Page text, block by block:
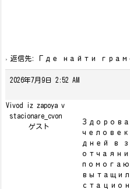
› 返信先: Где найти
2026年7月9日 2:52 AM
Vivod iz zapoya v
stacionare_cvon
ゲスト
дней в